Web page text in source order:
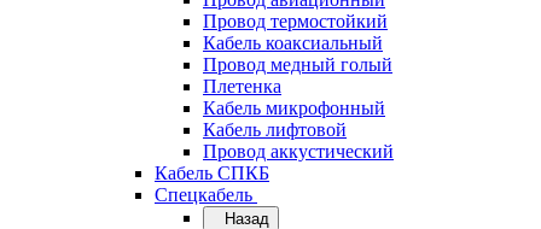
Провод термостойкий
Кабель коаксиальный
Провод медный голый
Плетенка
Кабель микрофонный
Кабель лифтовой
Провод аккустический
Кабель СПКБ
Спецкабель
Назад